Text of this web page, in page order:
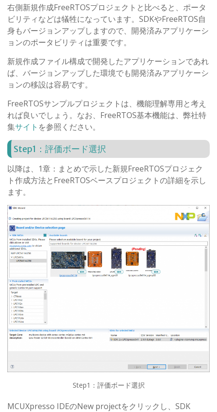
右側新規作成FreeRTOSプロジェクトと比べると、ポータ
ビリティなどは犠牲になっています。SDKやFreeRTOS自
身もバージョンアップしますので、開発済みアプリケーシ
ョンのポータビリティは重要です。
新規作成ファイル構成で開発したアプリケーションであれ
ば、バージョンアップした環境でも開発済みアプリケーシ
ョンの移設は容易です。
FreeRTOSサンプルプロジェクトは、機能理解専用と考え
れば良いでしょう。なお、FreeRTOS基本機能は、弊社特
集サイト を参照ください。
Step1：評価ボード選択
以降は、1章：まとめで示した新規FreeRTOSプロジェク
ト作成方法とFreeRTOSベースプロジェクトの詳細を示し
ます。
Step1：評価ボード選択
MCUXpresso IDEのNew projectをクリックし、SDK